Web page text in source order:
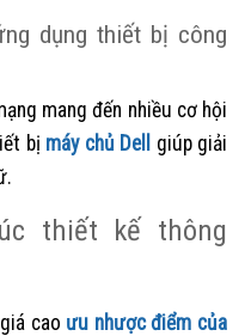
dụng thiết bị công
mang đến nhiều cơ hội
bị máy chủ Dell
giúp giải
thiết kế thông
cao ưu nhược điểm của